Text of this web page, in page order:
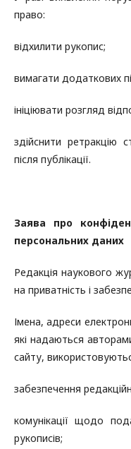
право:
відхилити рукопис;
вимагати додаткових
ініціювати розгляд
здійснити ретракцію
після публікації.
Заява про
персональних даних
Редакція наукового
на приватність і
Імена, адреси
які надаються
сайту,
забезпечення
комунікації щодо
рукописів;